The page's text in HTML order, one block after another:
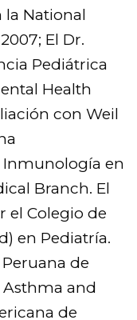
National
El Dr.
Pediátrica
Health
con Weil
Inmunología en
Branch. El
el Colegio de
en Pediatría.
de
Asthma and
de